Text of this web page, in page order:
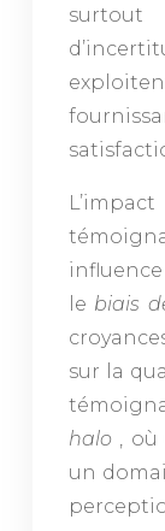
le biais
sur la
halo , où
un